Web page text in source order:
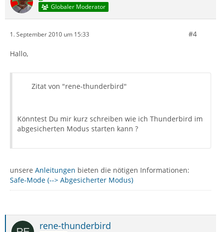
Globaler Moderator
1. September 2010 um 15:33 #4
Hallo,
Zitat von "rene-thunderbird"
Könntest Du mir kurz schreiben wie ich Thunderbird im
abgesicherten Modus starten kann ?
unsere Anleitungen bieten die nötigen Informationen:
Safe-Mode (--> Abgesicherter Modus)
rene-thunderbird